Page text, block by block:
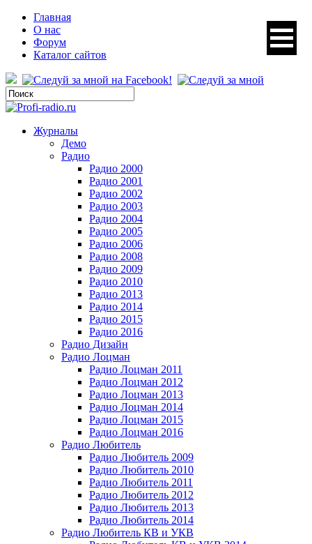
Главная
О нас
Форум
Каталог сайтов
Журналы
Демо
Радио
Радио 2000
Радио 2001
Радио 2002
Радио 2003
Радио 2004
Радио 2005
Радио 2006
Радио 2008
Радио 2009
Радио 2010
Радио 2013
Радио 2014
Радио 2015
Радио 2016
Радио Дизайн
Радио Лоцман
Радио Лоцман 2011
Радио Лоцман 2012
Радио Лоцман 2013
Радио Лоцман 2014
Радио Лоцман 2015
Радио Лоцман 2016
Радио Любитель
Радио Любитель 2009
Радио Любитель 2010
Радио Любитель 2011
Радио Любитель 2012
Радио Любитель 2013
Радио Любитель 2014
Радио Любитель КВ и УКВ